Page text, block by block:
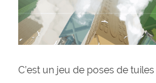
C’est un jeu de poses de